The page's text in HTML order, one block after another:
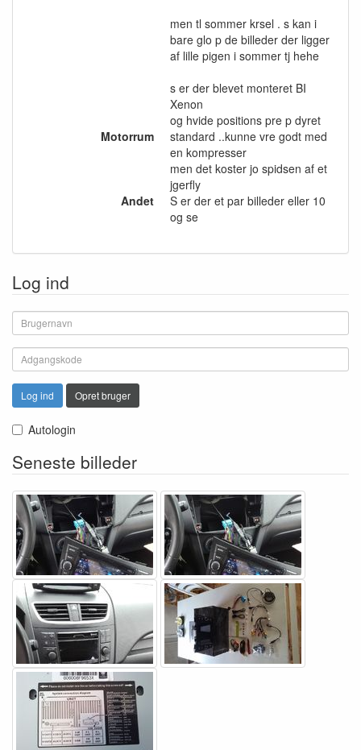
men tl sommer krsel . s kan i
bare glo p de billeder der ligger
af lille pigen i sommer tj hehe
s er der blevet monteret BI
Xenon
og hvide positions pre p dyret
Motorrum
standard ..kunne vre godt med
en kompresser
men det koster jo spidsen af et
jgerfly
Andet
S er der et par billeder eller 10
og se
Log ind
Log ind Opret bruger
Autologin
Seneste billeder